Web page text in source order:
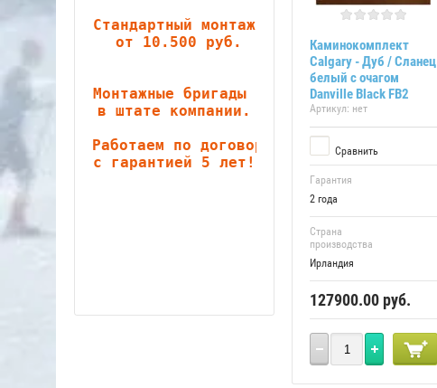
Стандартный монтаж
от 10.500 руб.
Монтажные бригады
в штате компании.
Работаем по договору
с гарантией 5 лет!
Каминокомплект
Calgary - Дуб / Сланец
белый с очагом
Danville Black FB2
Артикул: нет
Сравнить
Гарантия
2 года
Страна
производства
Ирландия
127900.00 руб.